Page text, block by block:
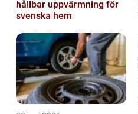
hållbar uppvärmning för
svenska hem